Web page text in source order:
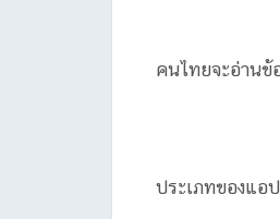
คนไทยจะอ่าน
ประเภทของแอ